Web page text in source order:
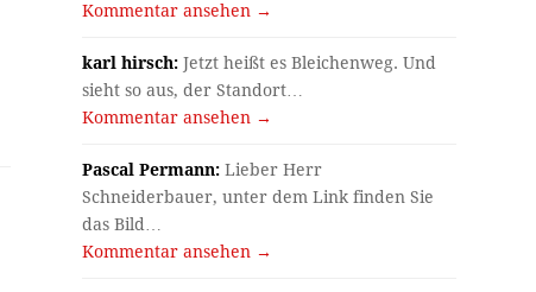
Kommentar ansehen →
karl hirsch: Jetzt heißt es Bleichenweg. Und
sieht so aus, der Standort…
Kommentar ansehen →
Pascal Permann: Lieber Herr
Schneiderbauer, unter dem Link finden Sie
das Bild…
Kommentar ansehen →